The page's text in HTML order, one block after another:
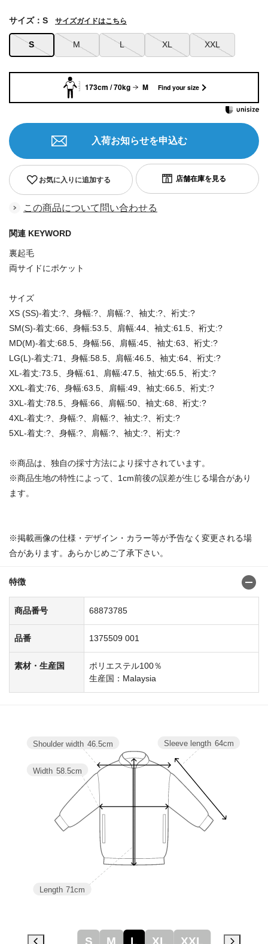
S M L XL XXL
サイズ：S サイズガイドはこちら
お気に入りに追加する
入荷お知らせを申込む
この商品について問い合わせる
関連 KEYWORD
裏起毛
両サイドにポケット
サイズ
XS (SS)-着丈:?、身幅:?、肩幅:?、袖丈:?、裄丈:?
SM(S)-着丈:66、身幅:53.5、肩幅:44、袖丈:61.5、裄丈:?
MD(M)-着丈:68.5、身幅:56、肩幅:45、袖丈:63、裄丈:?
LG(L)-着丈:71、身幅:58.5、肩幅:46.5、袖丈:64、裄丈:?
XL-着丈:73.5、身幅:61、肩幅:47.5、袖丈:65.5、裄丈:?
XXL-着丈:76、身幅:63.5、肩幅:49、袖丈:66.5、裄丈:?
3XL-着丈:78.5、身幅:66、肩幅:50、袖丈:68、裄丈:?
4XL-着丈:?、身幅:?、肩幅:?、袖丈:?、裄丈:?
5XL-着丈:?、身幅:?、肩幅:?、袖丈:?、裄丈:?
※商品は、独自の採寸方法により採寸されています。
※商品生地の特性によって、1cm前後の誤差が生じる場合があり
ます。
※掲載画像の仕様・デザイン・カラー等が予告なく変更される場
合があります。あらかじめご了承下さい。
特徴
商品番号 68873785
品番 1375509 001
素材・生産国
ポリエステル100％
生産国：Malaysia
173cm / 70kg M Find your size
Sleeve length 64cm
Length 71cm
Width 58.5cm
Shoulder width 46.5cm
S M L XL XXL